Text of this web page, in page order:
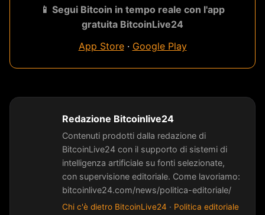
📱 Segui Bitcoin in tempo reale con l'app
gratuita BitcoinLive24
App Store· Google Play
Redazione Bitcoinlive24
Contenuti prodotti dalla redazione di
BitcoinLive24 con il supporto di sistemi di
intelligenza artificiale su fonti selezionate,
con supervisione editoriale. Come lavoriamo:
bitcoinlive24.com/news/politica-editoriale/
Chi c'è dietro BitcoinLive24 · Politica editoriale